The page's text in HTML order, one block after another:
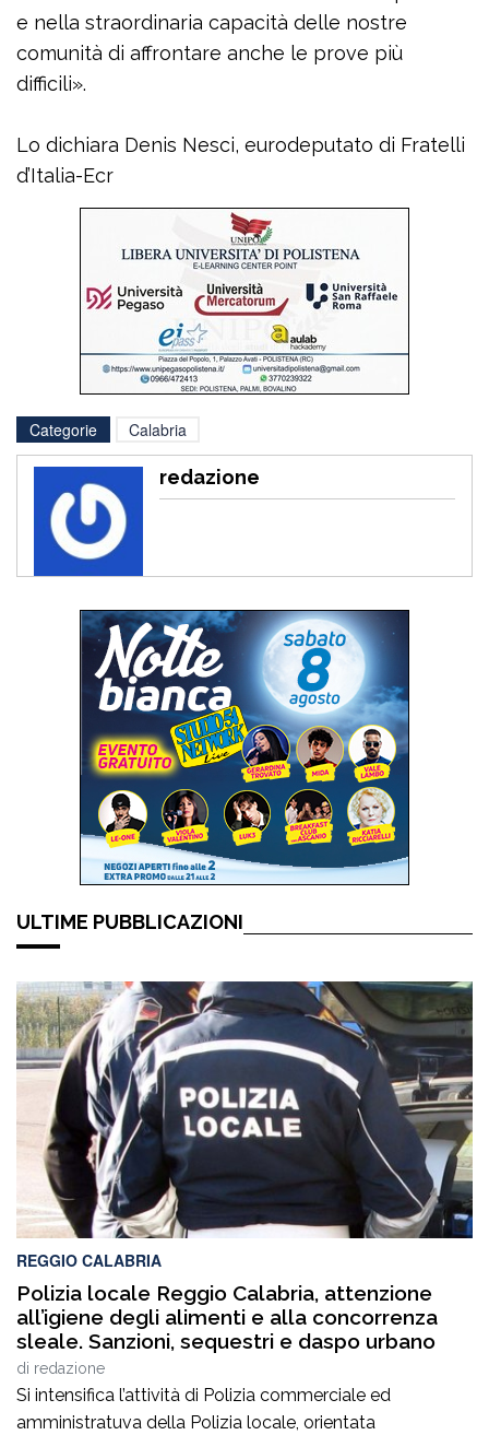
e nella straordinaria capacità delle nostre
comunità di affrontare anche le prove più
difficili».
Lo dichiara Denis Nesci, eurodeputato di Fratelli
d’Italia-Ecr
Categorie Calabria
redazione
ULTIME PUBBLICAZIONI
REGGIO CALABRIA
Polizia locale Reggio Calabria, attenzione
all’igiene degli alimenti e alla concorrenza
sleale. Sanzioni, sequestri e daspo urbano
di redazione
Si intensifica l’attività di Polizia commerciale ed
amministratuva della Polizia locale, orientata